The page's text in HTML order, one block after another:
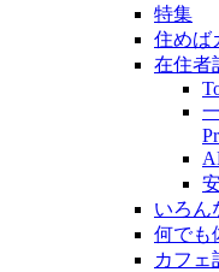
特集
住めば
在住者
いろん
何でも
カフェ